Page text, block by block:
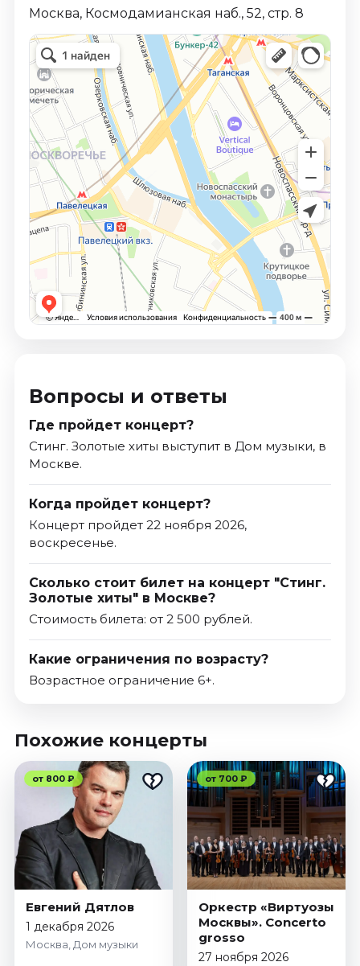
Москва, Космодамианская наб., 52, стр. 8
Вопросы и ответы
Где пройдет концерт?
Стинг. Золотые хиты выступит в Дом музыки, в
Москве.
Когда пройдет концерт?
Концерт пройдет 22 ноября 2026,
воскресенье.
Сколько стоит билет на концерт "Стинг.
Золотые хиты" в Москве?
Стоимость билета: от 2 500 рублей.
Какие ограничения по возрасту?
Возрастное ограничение 6+.
Похожие концерты
от 800 ₽
Евгений Дятлов
1 декабря 2026
Москва, Дом музыки
от 700 ₽
Оркестр «Виртуозы
Москвы». Concerto
grosso
27 ноября 2026